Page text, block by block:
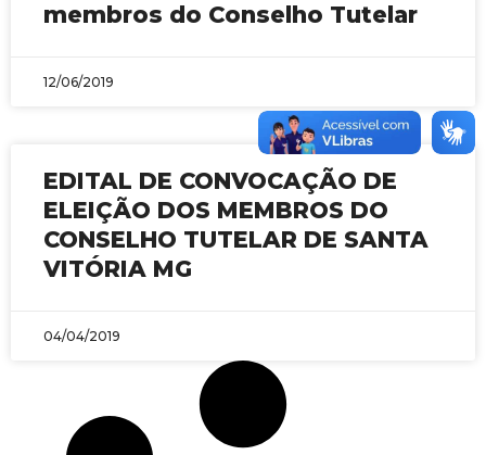
membros do Conselho Tutelar
12/06/2019
EDITAL DE CONVOCAÇÃO DE
ELEIÇÃO DOS MEMBROS DO
CONSELHO TUTELAR DE SANTA
VITÓRIA MG
04/04/2019